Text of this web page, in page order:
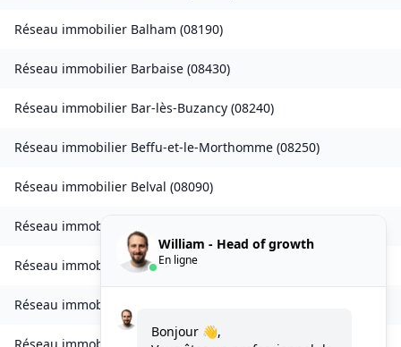
Réseau immobilier Balham (08190)
Réseau immobilier Barbaise (08430)
Réseau immobilier Bar-lès-Buzancy (08240)
Réseau immobilier Beffu-et-le-Morthomme (08250)
Réseau immobilier Belval (08090)
Réseau immobilier
Réseau immobilierBourcq (08400
Réseau immobilier
William - Head of growth
En ligne
Bonjour 👋,